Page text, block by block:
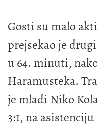
Gosti su malo
prejsekao je
u 64. minuti,
Haramusteka.
je mladi Niko
3:1, na